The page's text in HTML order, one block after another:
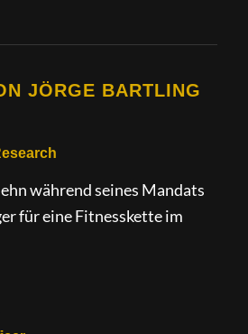
JÖRGE BARTLING
während seines Mandats
für eine Fitnesskette im